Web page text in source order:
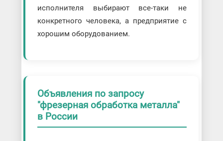
исполнителя выбирают все-таки не
конкретного человека, а предприятие с
хорошим оборудованием.
Объявления по запросу
"фрезерная обработка металла"
в России